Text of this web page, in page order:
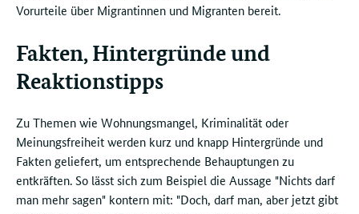
Vorurteile über Migrantinnen und Migranten bereit.
Fakten, Hintergründe und
Reaktionstipps
Zu Themen wie Wohnungsmangel, Kriminalität oder
Meinungsfreiheit werden kurz und knapp Hintergründe und
Fakten geliefert, um entsprechende Behauptungen zu
entkräften. So lässt sich zum Beispiel die Aussage "Nichts darf
man mehr sagen" kontern mit: "Doch, darf man, aber jetzt gibt